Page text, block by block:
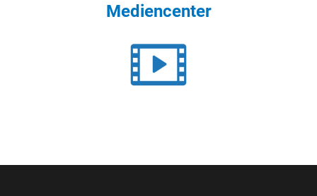
Mediencenter